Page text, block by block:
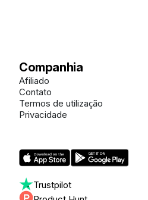
Trustpilot
Companhia
Afiliado
Contato
Termos de utilização
Privacidade